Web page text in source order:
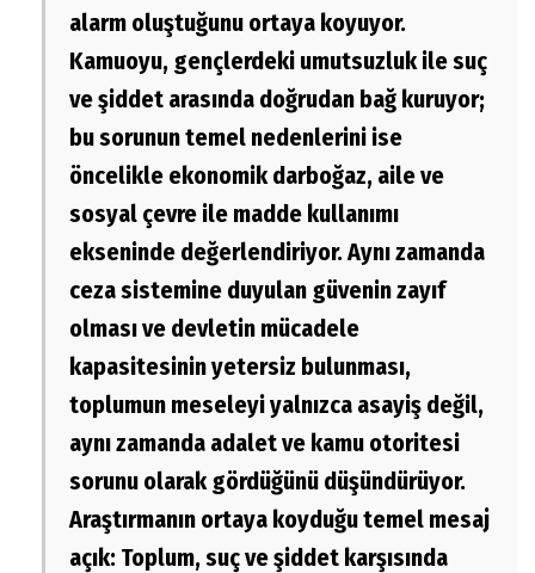
alarm oluştuğunu ortaya koyuyor.
Kamuoyu, gençlerdeki umutsuzluk ile suç
ve şiddet arasında doğrudan bağ kuruyor;
bu sorunun temel nedenlerini ise
öncelikle ekonomik darboğaz, aile ve
sosyal çevre ile madde kullanımı
ekseninde değerlendiriyor. Aynı zamanda
ceza sistemine duyulan güvenin zayıf
olması ve devletin mücadele
kapasitesinin yetersiz bulunması,
toplumun meseleyi yalnızca asayiş değil,
aynı zamanda adalet ve kamu otoritesi
sorunu olarak gördüğünü düşündürüyor.
Araştırmanın ortaya koyduğu temel mesaj
açık: Toplum, suç ve şiddet karşısında